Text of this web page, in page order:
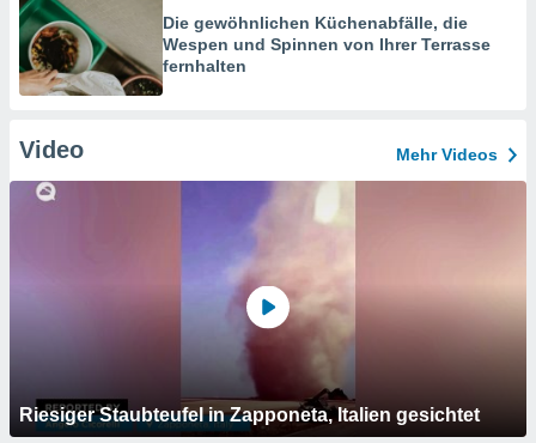
Die gewöhnlichen Küchenabfälle, die
Wespen und Spinnen von Ihrer Terrasse
fernhalten
Video Mehr Videos
Riesiger Staubteufel in Zapponeta, Italien gesichtet